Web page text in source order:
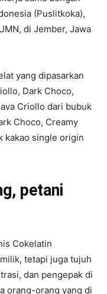
(Puslitkoka),
di Jember, Jawa
yang dipasarkan
Dark Choco,
Criollo dari bubuk
Choco, Creamy
kakao single origin
petani
Cokelatin
tetapi juga tujuh
dan pengepak di
orang-orang yang di